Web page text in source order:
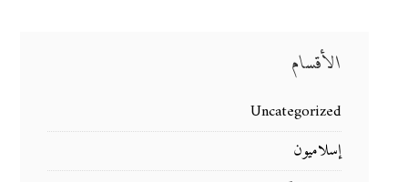
الأقسام
Uncategorized
إسلاميون